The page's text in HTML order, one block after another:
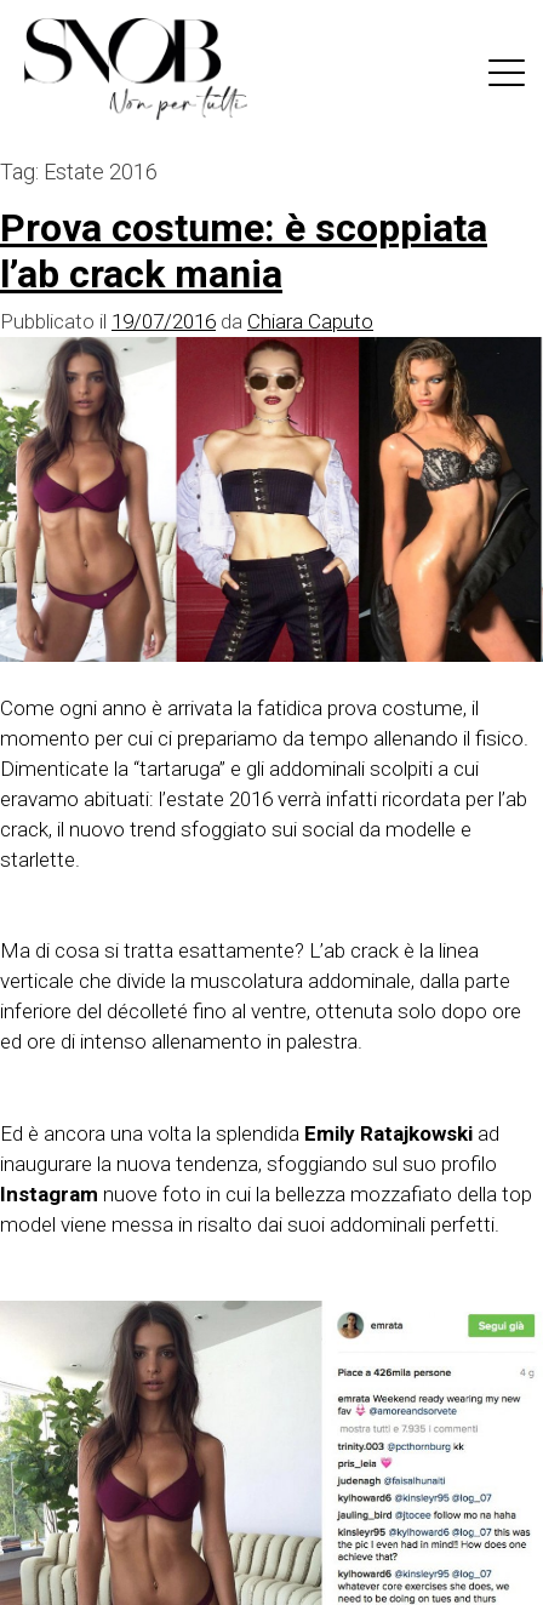
content
Tag: Estate 2016
Prova costume: è scoppiata
l’ab crack mania
Pubblicato il 19/07/2016 da Chiara Caputo
Come ogni anno è arrivata la fatidica prova costume, il
momento per cui ci prepariamo da tempo allenando il fisico.
Dimenticate la “tartaruga” e gli addominali scolpiti a cui
eravamo abituati: l’estate 2016 verrà infatti ricordata per l’ab
crack, il nuovo trend sfoggiato sui social da modelle e
starlette.
Ma di cosa si tratta esattamente? L’ab crack è la linea
verticale che divide la muscolatura addominale, dalla parte
inferiore del décolleté fino al ventre, ottenuta solo dopo ore
ed ore di intenso allenamento in palestra.
Ed è ancora una volta la splendida Emily Ratajkowski ad
inaugurare la nuova tendenza, sfoggiando sul suo profilo
Instagram nuove foto in cui la bellezza mozzafiato della top
model viene messa in risalto dai suoi addominali perfetti.